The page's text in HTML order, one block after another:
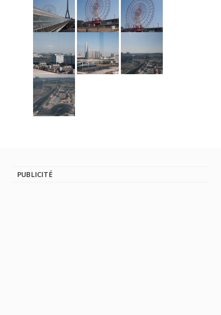
PUBLICITÉ